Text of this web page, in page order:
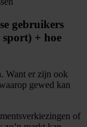
gebruikers
+ hoe
Want er zijn ook
gewed kan
of